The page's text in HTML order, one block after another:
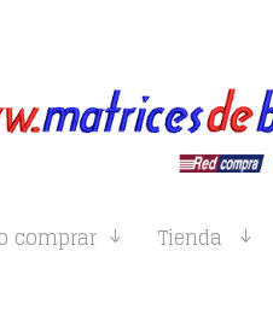
comprar Tienda